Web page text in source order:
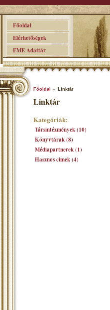
Főoldal
Elérhetőségek
EME Adattár
Főoldal » Linktár
Linktár
Kategóriák:
Társintézmények (10)
Könyvtárak (8)
Médiapartnerek (1)
Hasznos cimek (4)